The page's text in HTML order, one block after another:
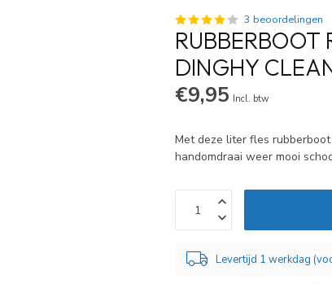
3 beoordelingen
RUBBERBOOT
DINGHY
€9,95 Incl. btw
Met deze liter fles
handomdraai weer mooi
Levertijd 1 werkdag